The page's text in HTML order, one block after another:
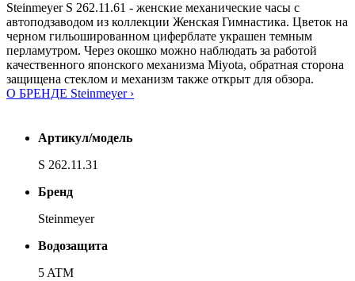
Steinmeyer S 262.11.61 - женские механические часы с
автоподзаводом из коллекции Женская Гимнастика. Цветок на
черном гильошированном циферблате украшен темным
перламутром. Через окошко можно наблюдать за работой
качественного японского механизма Miyota, обратная сторона
защищена стеклом и механизм также открыт для обзора.
О БРЕНДЕ Steinmeyer ›
Артикул/модель
S 262.11.31
Бренд
Steinmeyer
Водозащита
5 ATM